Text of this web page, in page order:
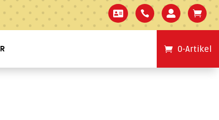
   
0-Artikel